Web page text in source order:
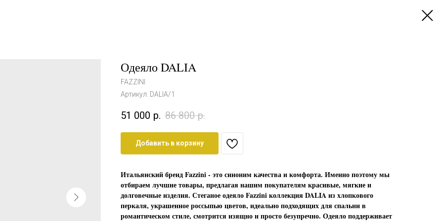
Одеяло DALIA
FAZZINI
Артикул: DALIA/1
51 000 р. 86 800 р.
Добавить в корзину
Итальянский бренд Fazzini - это синоним качества и комфорта. Именно поэтому мы
отбираем лучшие товары, предлагая нашим покупателям красивые, мягкие и
долговечные изделия. Стеганое одеяло Fazzini коллекция DALIA из хлопкового
перкаля, украшенное россыпью цветов, идеально подходящих для спальни в
романтическом стиле, смотрится изящно и просто безупречно. Одеяло поддерживает